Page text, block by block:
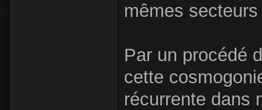
mêmes
Par un procédé
cette
récurrente dans